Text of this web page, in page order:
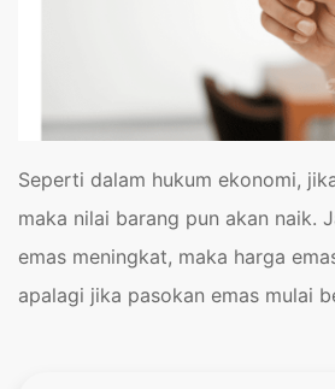
Seperti dalam hukum ekonomi,
maka nilai barang pun akan naik.
emas meningkat, maka harga
apalagi jika pasokan emas mulai